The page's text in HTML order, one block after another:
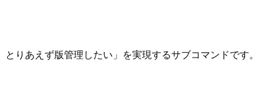
りあえず版管理したい」を実現するサブコマンドです。